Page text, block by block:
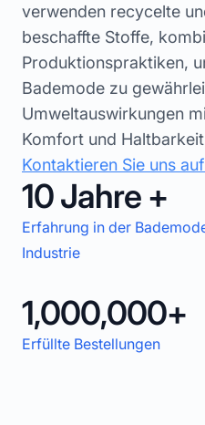
verwenden recycelte
beschaffte Stoffe,
Produktionspraktiken,
Bademode zu
Umweltauswirkungen
Komfort und
Kontaktieren Sie uns
Erfahrung in der
Industrie
10 Jahre +
Erfüllte Bestellungen
1,000,000+